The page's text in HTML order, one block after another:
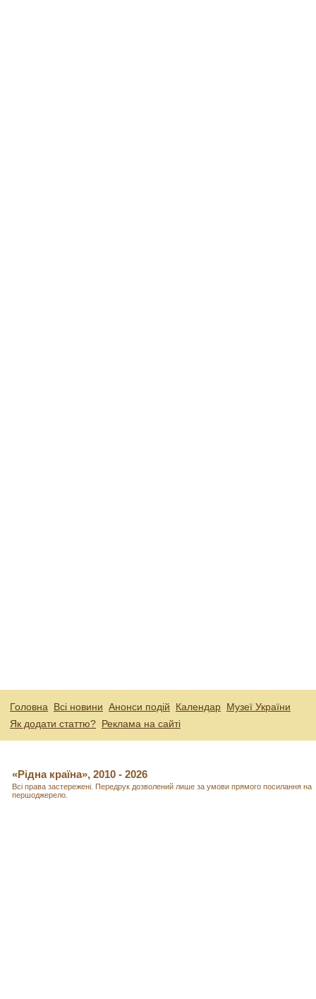
Головна Всі новини Анонси подій Календар Музеї України
Як додати статтю? Реклама на сайті
«Рідна країна», 2010 - 2026
Всі права застережені. Передрук дозволений лише за умови прямого посилання на
першоджерело.